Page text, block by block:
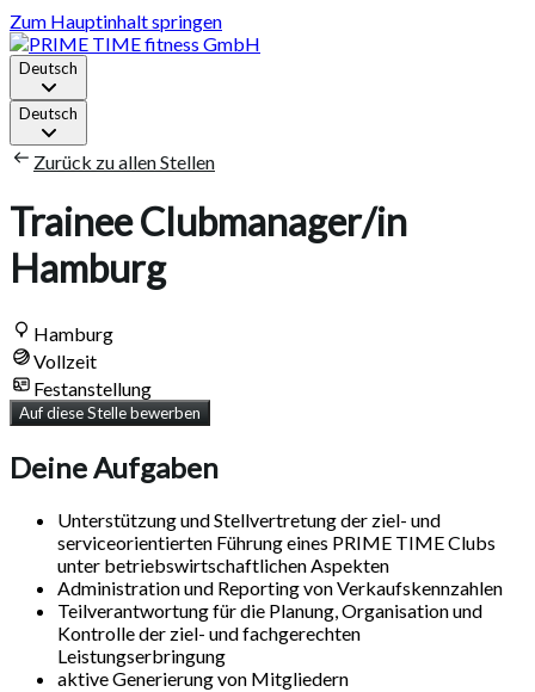
Zum Hauptinhalt springen
Deutsch
Deutsch
Zurück zu allen Stellen
Trainee Clubmanager/in
Hamburg
Hamburg
Vollzeit
Festanstellung
Auf diese Stelle bewerben
Deine Aufgaben
Unterstützung und Stellvertretung der ziel- und
serviceorientierten Führung eines PRIME TIME Clubs
unter betriebswirtschaftlichen Aspekten
Administration und Reporting von Verkaufskennzahlen
Teilverantwortung für die Planung, Organisation und
Kontrolle der ziel- und fachgerechten
Leistungserbringung
aktive Generierung von Mitgliedern